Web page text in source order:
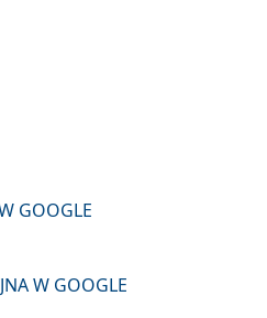
GOOGLE
W GOOGLE